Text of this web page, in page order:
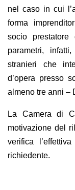
nel caso in cui
forma
socio prestatore
parametri,
stranieri che
d’opera presso
almeno tre anni –
La Camera di
motivazione del
verifica
richiedente.